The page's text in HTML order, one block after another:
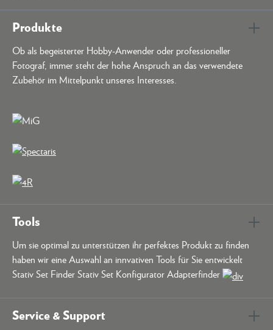
Produkte
Ob als begeisterter Hobby-Anwender oder professioneller
Fotograf, immer steht der hohe Anspruch an das verwendete
Zubehör im Mittelpunkt unseres Interesses.
Tools
Um sie optimal zu unterstützen ihr perfektes Produkt zu finden
haben wir eine Auswahl an innvativen Tools für Sie entwickelt
Stativ Set Finder Stativ Set Konfigurator Adapterfinder
Service & Support